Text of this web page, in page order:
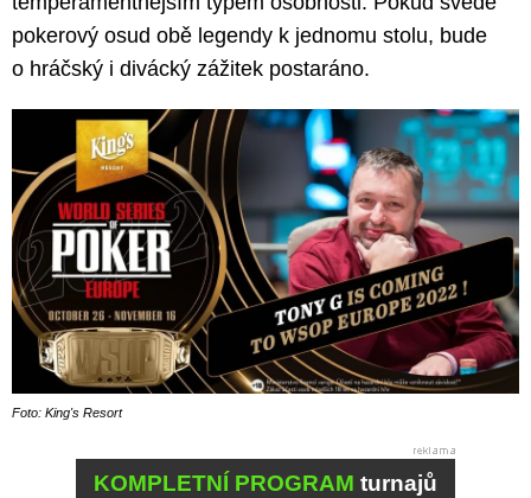
pokerový osud obě legendy k jednomu stolu, bude
o hráčský i divácký zážitek postaráno.
Foto: King's Resort
KOMPLETNÍ PROGRAM turnajů